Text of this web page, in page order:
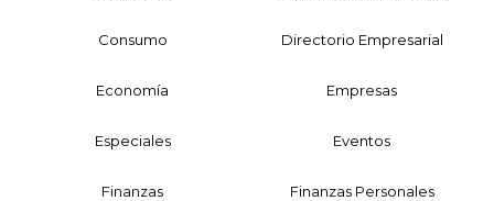
Consumo Directorio Empresarial
Economía Empresas
Especiales Eventos
Finanzas Finanzas Personales